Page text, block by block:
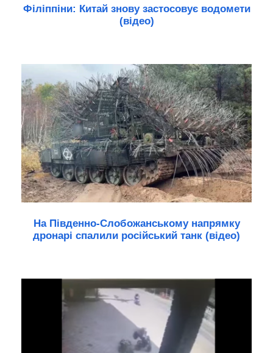
Філіппіни: Китай знову застосовує водомети
(відео)
На Південно-Слобожанському напрямку
дронарі спалили російський танк (відео)